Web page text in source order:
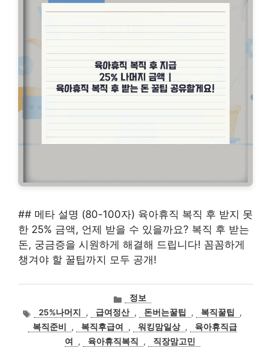
## 메타 설명 (80-100자) 육아휴직 복직 후 받지 못
한 25% 금액, 언제 받을 수 있을까요? 복직 후 받는
돈, 궁금증을 시원하게 해결해 드립니다! 꼼꼼하게
챙겨야 할 꿀팁까지 모두 공개!
카
테
고
리
정보
태
그
25%나머지 , 급여정산 , 돈버는꿀팁 , 복직꿀팁
,
복직준비
, 복직후급여 , 워킹맘일상 ,
육아휴직급
여
, 육아휴직복직 , 직장맘고민